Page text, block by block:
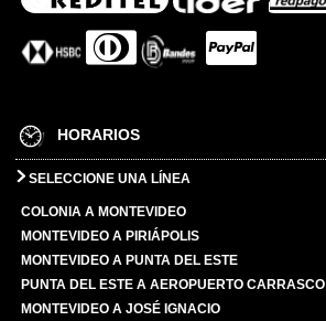
HORARIOS
SELECCIONE UNA LÍNEA
COLONIA A MONTEVIDEO
MONTEVIDEO A PIRIÁPOLIS
MONTEVIDEO A PUNTA DEL ESTE
PUNTA DEL ESTE A AEROPUERTO CARRASCO
MONTEVIDEO A JOSÉ IGNACIO